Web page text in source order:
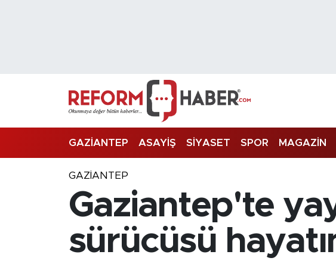
GAZİANTEP ASAYİŞ SİYASET SPOR MAGAZİN
GAZIANTEP
Gaziantep'te
sürücüsü
Trafik Durumu
Süper Lig Puan Durumu ve Fikstür
Son Dakika Haberleri
Haber Arşivi